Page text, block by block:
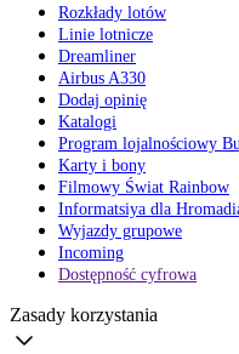
Rozkłady lotów
Linie lotnicze
Dreamliner
Airbus A330
Dodaj opinię
Katalogi
Program lojalnościowy
Karty i bony
Filmowy Świat Rainbow
Informatsiya dla
Wyjazdy grupowe
Incoming
Dostępność cyfrowa
Zasady korzystania